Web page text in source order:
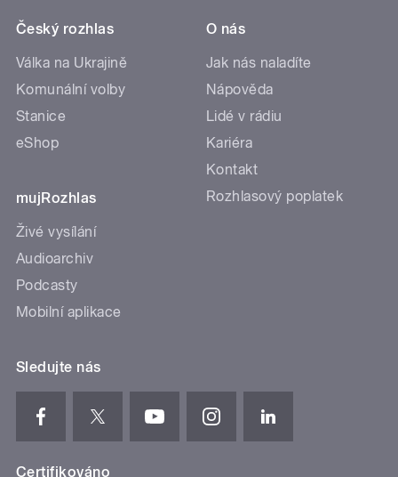
Český rozhlas
Válka na Ukrajině
Komunální volby
Stanice
eShop
mujRozhlas
Živé vysílání
Audioarchiv
Podcasty
Mobilní aplikace
O nás
Jak nás naladíte
Nápověda
Lidé v rádiu
Kariéra
Kontakt
Rozhlasový poplatek
Sledujte nás
Certifikováno